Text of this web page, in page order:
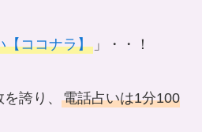
【ココナラ】」・・！
誇り、 電話占いは1分100